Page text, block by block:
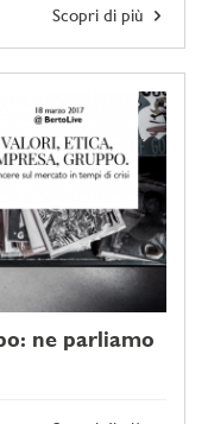
Scopri di più
ne parliamo